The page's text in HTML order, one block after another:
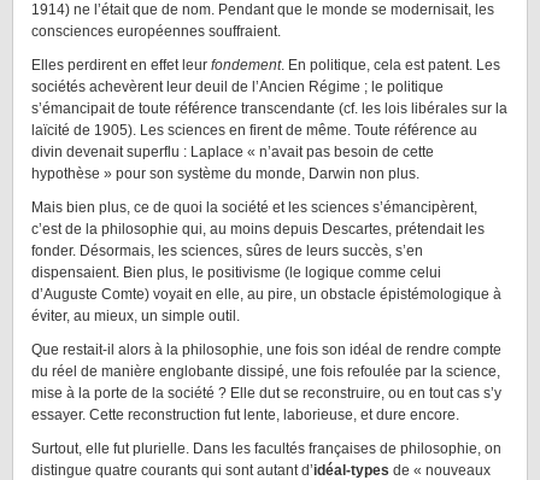
1914) ne l’était que de nom. Pendant que le monde se modernisait, les
consciences européennes souffraient.
Elles perdirent en effet leur fondement. En politique, cela est patent. Les
sociétés achevèrent leur deuil de l’Ancien Régime ; le politique
s’émancipait de toute référence transcendante (cf. les lois libérales sur la
laïcité de 1905). Les sciences en firent de même. Toute référence au
divin devenait superflu : Laplace « n’avait pas besoin de cette
hypothèse » pour son système du monde, Darwin non plus.
Mais bien plus, ce de quoi la société et les sciences s’émancipèrent,
c’est de la philosophie qui, au moins depuis Descartes, prétendait les
fonder. Désormais, les sciences, sûres de leurs succès, s’en
dispensaient. Bien plus, le positivisme (le logique comme celui
d’Auguste Comte) voyait en elle, au pire, un obstacle épistémologique à
éviter, au mieux, un simple outil.
Que restait-il alors à la philosophie, une fois son idéal de rendre compte
du réel de manière englobante dissipé, une fois refoulée par la science,
mise à la porte de la société ? Elle dut se reconstruire, ou en tout cas s’y
essayer. Cette reconstruction fut lente, laborieuse, et dure encore.
Surtout, elle fut plurielle. Dans les facultés françaises de philosophie, on
distingue quatre courants qui sont autant d’idéal-types de « nouveaux